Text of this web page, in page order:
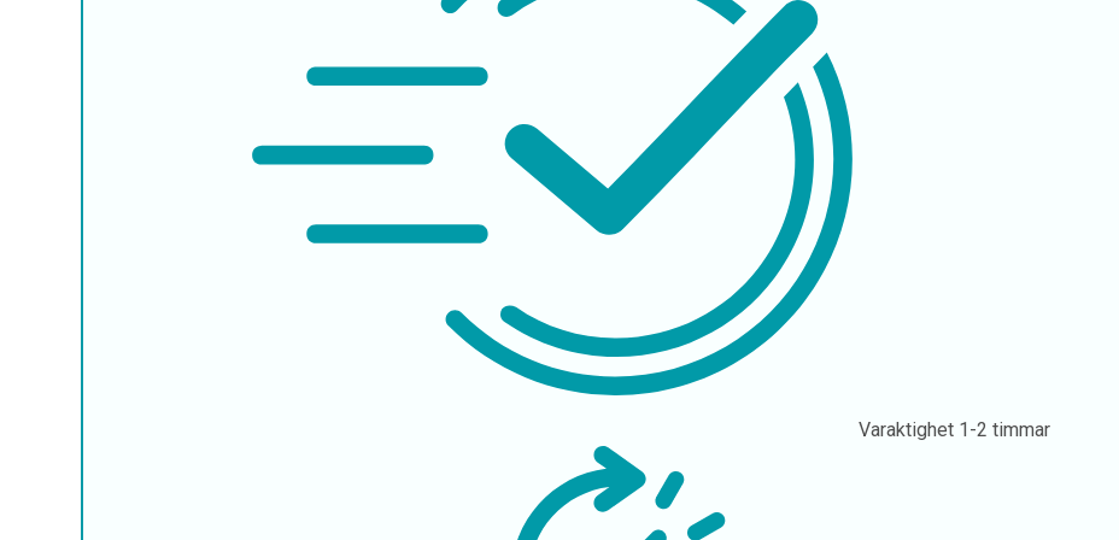
Varaktighet 1-2 timmar